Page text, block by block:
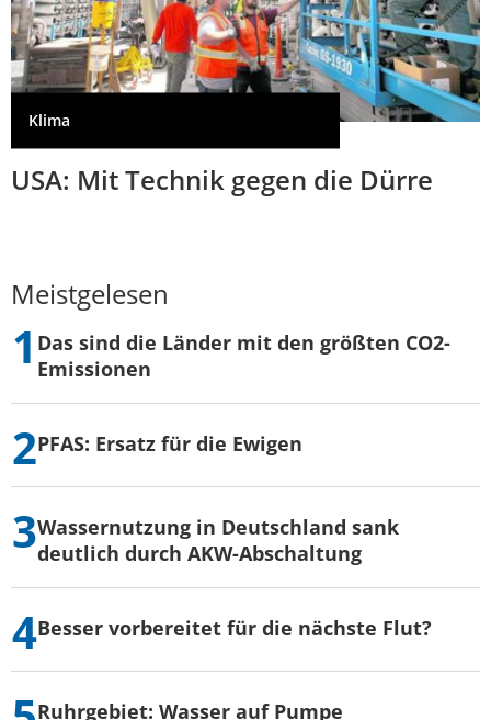
Klima
USA: Mit Technik gegen die Dürre
Meistgelesen
Das sind die Länder mit den größten CO2-
Emissionen
PFAS: Ersatz für die Ewigen
Wassernutzung in Deutschland sank
deutlich durch AKW-Abschaltung
Besser vorbereitet für die nächste Flut?
Ruhrgebiet: Wasser auf Pumpe